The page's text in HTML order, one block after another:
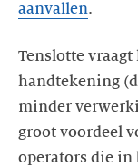
aanvallen.
Tenslotte
handtekening
minder
groot voordeel
operators die in